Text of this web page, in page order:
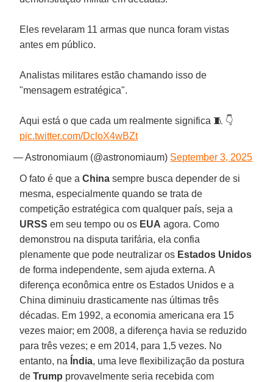
Eles revelaram 11 armas que nunca foram vistas
antes em público.
Analistas militares estão chamando isso de
"mensagem estratégica".
Aqui está o que cada um realmente significa 🧵 👇
pic.twitter.com/DcloX4wBZt
— Astronomiaum (@astronomiaum) September 3, 2025
O fato é que aChina sempre busca depender de si
mesma, especialmente quando se trata de
competição estratégica com qualquer país, seja a
URSS em seu tempo ou os EUA agora. Como
demonstrou na disputa tarifária, ela confia
plenamente que pode neutralizar os Estados Unidos
de forma independente, sem ajuda externa. A
diferença econômica entre os Estados Unidos e a
China diminuiu drasticamente nas últimas três
décadas. Em 1992, a economia americana era 15
vezes maior; em 2008, a diferença havia se reduzido
para três vezes; e em 2014, para 1,5 vezes. No
entanto, na Índia, uma leve flexibilização da postura
deTrump provavelmente seria recebida com